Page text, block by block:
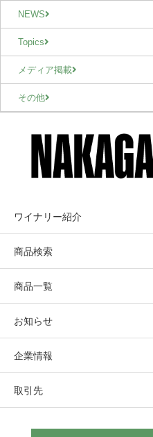
NEWS
Topics
メディア掲載
その他
ワイナリー紹介
商品検索
商品一覧
お知らせ
企業情報
取引先